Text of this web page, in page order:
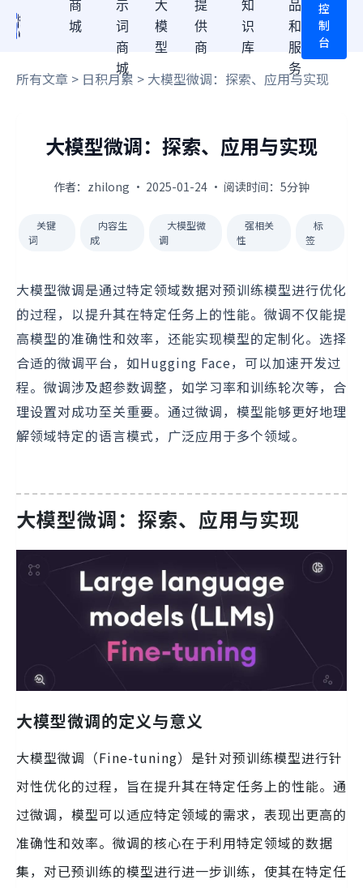
商
城
示
词
商
城
大
模
型
提
供
商
知
识
库
品
和
服
务
控
制
台
所有文章 > 日积月累 > 大模型微调：探索、应用与实现
大模型微调：探索、应用与实现
作者：zhilong · 2025-01-24 · 阅读时间：5分钟
关键
词
内容生
成
大模型微
调
强相关
性
标
签
大模型微调是通过特定领域数据对预训练模型进行优化
的过程，以提升其在特定任务上的性能。微调不仅能提
高模型的准确性和效率，还能实现模型的定制化。选择
合适的微调平台，如Hugging Face，可以加速开发过
程。微调涉及超参数调整，如学习率和训练轮次等，合
理设置对成功至关重要。通过微调，模型能够更好地理
解领域特定的语言模式，广泛应用于多个领域。
大模型微调：探索、应用与实现
大模型微调的定义与意义
大模型微调（Fine-tuning）是针对预训练模型进行针
对性优化的过程，旨在提升其在特定任务上的性能。通
过微调，模型可以适应特定领域的需求，表现出更高的
准确性和效率。微调的核心在于利用特定领域的数据
集，对已预训练的模型进行进一步训练，使其在特定任